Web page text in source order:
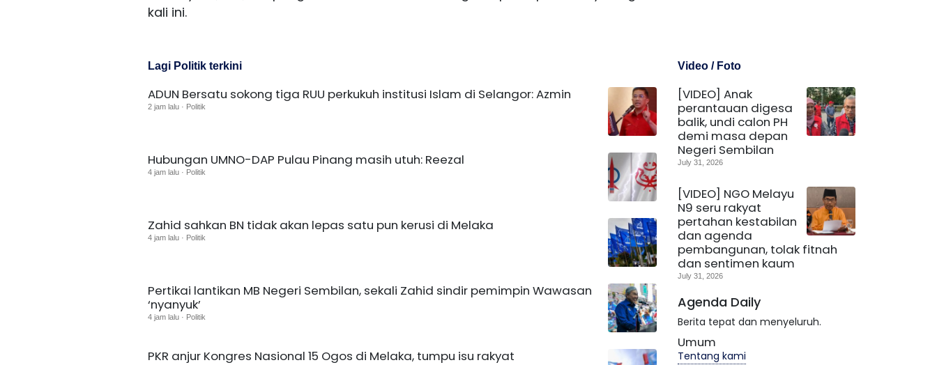
kali ini.
Lagi Politik terkini
ADUN Bersatu sokong tiga RUU perkukuh institusi Islam di Selangor: Azmin
2 jam lalu · Politik
Hubungan UMNO-DAP Pulau Pinang masih utuh: Reezal
4 jam lalu · Politik
Zahid sahkan BN tidak akan lepas satu pun kerusi di Melaka
4 jam lalu · Politik
Pertikai lantikan MB Negeri Sembilan, sekali Zahid sindir pemimpin Wawasan
‘nyanyuk’
4 jam lalu · Politik
PKR anjur Kongres Nasional 15 Ogos di Melaka, tumpu isu rakyat
Video / Foto
[VIDEO] Anak
perantauan digesa
balik, undi calon PH
demi masa depan
Negeri Sembilan
July 31, 2026
[VIDEO] NGO Melayu
N9 seru rakyat
pertahan kestabilan
dan agenda
pembangunan, tolak fitnah
dan sentimen kaum
July 31, 2026
Agenda Daily
Berita tepat dan menyeluruh.
Umum
Tentang kami